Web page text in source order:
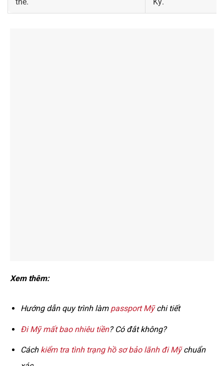
Xem thêm:
Hướng dẫn quy trình làm passport Mỹchi tiết
Đi Mỹ mất bao nhiêu tiền? Có đắt không?
Cách kiểm tra tình trạng hồ sơ bảo lãnh đi Mỹchuẩn